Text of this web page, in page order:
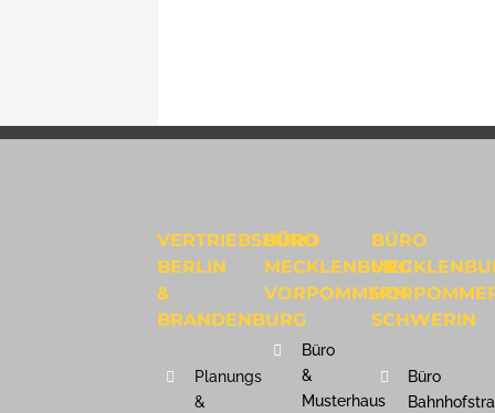
VERTRIEBSBÜRO
BERLIN
&
BRANDENBURG
Planungs
&
BÜRO
MECKLENBURG
VORPOMMERN
Büro
&
Musterhaus
BÜRO
SCHWERIN
Büro